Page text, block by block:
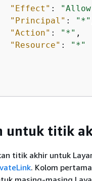
"Effect" :
"Principal" : "*"
"Action" : "*" ,
"Resource" :
"*"
untuk titik
titik akhir untuk
. Kolom